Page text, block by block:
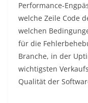
Performance-
welche Zeile Code
welchen
für die
Branche, in der
wichtigsten
Qualität der